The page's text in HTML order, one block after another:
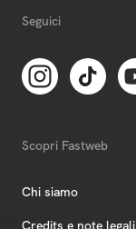
Seguici
Scopri Fastweb
Chi siamo
Credits e note legali